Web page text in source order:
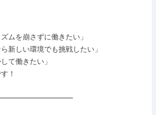
ムを崩さずに働きたい」
新しい環境でも挑戦したい」
て働きたい」
！